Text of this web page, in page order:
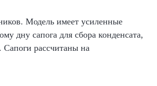
Модель имеет усиленные
дну сапога для сбора конденсата,
рассчитаны на